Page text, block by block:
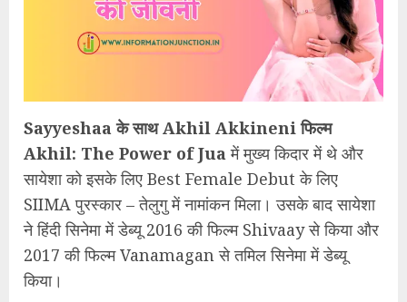
Sayyeshaa के साथ Akhil Akkineni फिल्म
Akhil: The Power of Jua में मुख्य किदार में थे और
सायेशा को इसके लिए Best Female Debut के लिए
SIIMA पुरस्कार – तेलुगु में नामांकन मिला। उसके बाद सायेशा
ने हिंदी सिनेमा में डेब्यू 2016 की फिल्म Shivaay से किया और
2017 की फिल्म Vanamagan से तमिल सिनेमा में डेब्यू
किया।